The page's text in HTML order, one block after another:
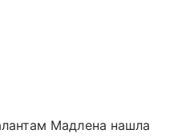
Мадлена нашла